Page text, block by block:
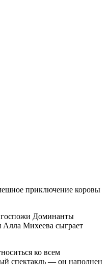
приключение коровы
госпожи Доминанты
Алла Михеева сыграет
ко всем
спектакль — он наполнен